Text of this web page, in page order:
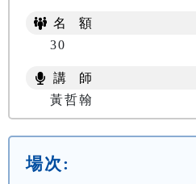
名 額
30
講 師
黃哲翰
場次: